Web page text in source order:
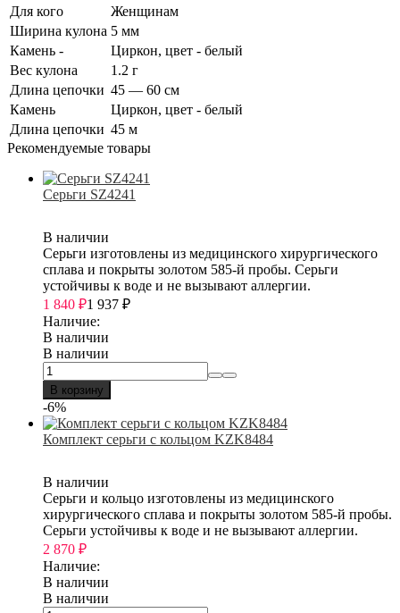
Для кого
Женщинам
Ширина кулона 5 мм
Камень -
Циркон, цвет - белый
Вес кулона
1.2 г
Длина цепочки 45 — 60 см
Камень
Циркон, цвет - белый
Длина цепочки 45 м
Рекомендуемые товары
Серьги SZ4241
В наличии
Серьги изготовлены из медицинского хирургического
сплава и покрыты золотом 585-й пробы. Серьги
устойчивы к воде и не вызывают аллергии.
1 840 ₽1 937 ₽
Наличие:
В наличии
В наличии
В корзину
-6%
Комплект серьги с кольцом KZK8484
В наличии
Серьги и кольцо изготовлены из медицинского
хирургического сплава и покрыты золотом 585-й пробы.
Серьги устойчивы к воде и не вызывают аллергии.
2 870 ₽
Наличие:
В наличии
В наличии